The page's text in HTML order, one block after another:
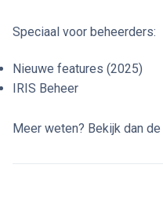
Speciaal voor beheerders:
Nieuwe features (2025)
IRIS Beheer
Meer weten? Bekijk dan de